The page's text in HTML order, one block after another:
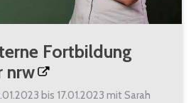
Fortbildung
nrw
bis 17.01.2023 mit Sarah